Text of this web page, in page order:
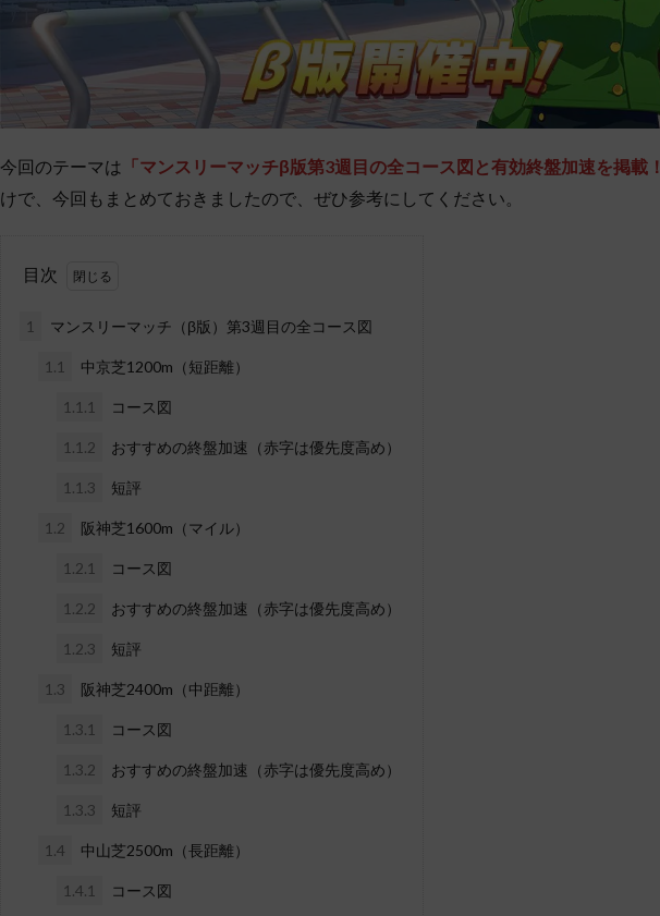
今回のテーマは 「マンスリーマッチβ版第3週目の全コース図と有効終盤加速を掲載！
けで、今回もまとめておきましたので、ぜひ参考にしてください。
目次
1 マンスリーマッチ（β版）第3週目の全コース図
1.1 中京芝1200m（短距離）
1.1.1 コース図
1.1.2 おすすめの終盤加速（赤字は優先度高め）
1.1.3 短評
1.2 阪神芝1600m（マイル）
1.2.1 コース図
1.2.2 おすすめの終盤加速（赤字は優先度高め）
1.2.3 短評
1.3 阪神芝2400m（中距離）
1.3.1 コース図
1.3.2 おすすめの終盤加速（赤字は優先度高め）
1.3.3 短評
1.4 中山芝2500m（長距離）
1.4.1 コース図